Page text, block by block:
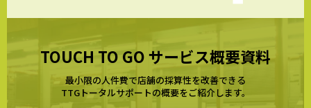
TOUCH TO GO サービス概要資料
最小限の人件費で店舗の採算性を改善できる
TTGトータルサポートの概要をご紹介します。